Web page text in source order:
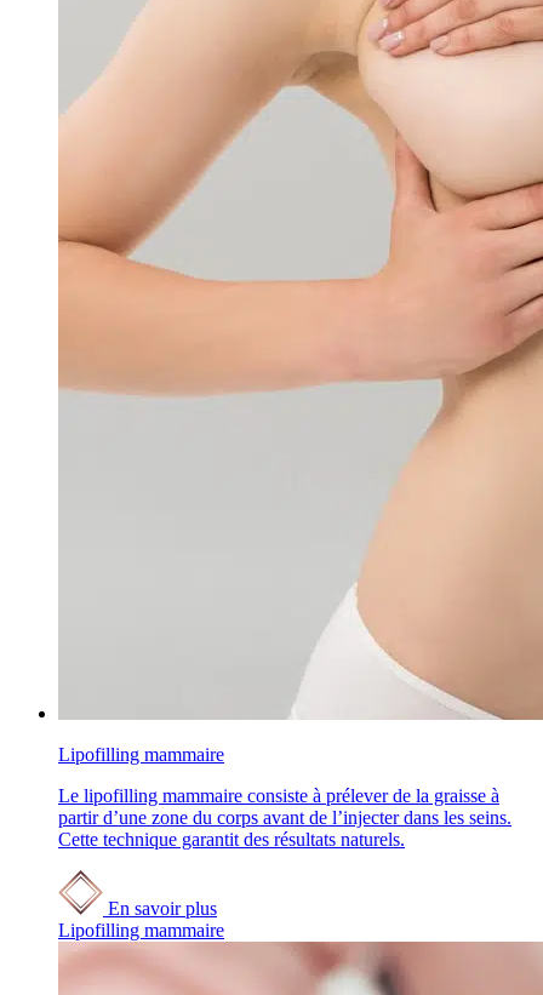
Lipofilling mammaire
Le lipofilling mammaire consiste à prélever de la graisse à
partir d’une zone du corps avant de l’injecter dans les seins.
Cette technique garantit des résultats naturels.
En savoir plus
Lipofilling mammaire